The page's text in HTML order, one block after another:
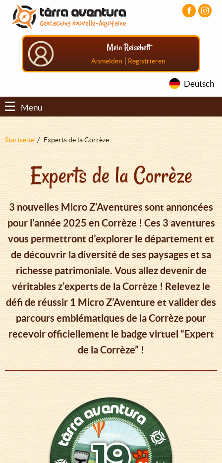
Direkt
zum
Inhalt
Aller
menu
principal
Aller
pied
Mein Reiseheft
Anmelden | Registrieren
Deutsch
Menu
Pfadnavigation
Startseite Experts de la Corrèze
Experts de la Corrèze
3 nouvelles Micro Z’Aventures sont annoncées
pour l’année 2025 en Corrèze ! Ces 3 aventures
vous permettront d’explorer le département et
de découvrir la diversité de ses paysages et sa
richesse patrimoniale. Vous allez devenir de
véritables z’experts de la Corrèze ! Relevez le
défi de réussir 1 Micro Z’Aventure et valider des
parcours emblématiques de la Corrèze pour
recevoir officiellement le badge virtuel “Expert
de la Corrèze” !